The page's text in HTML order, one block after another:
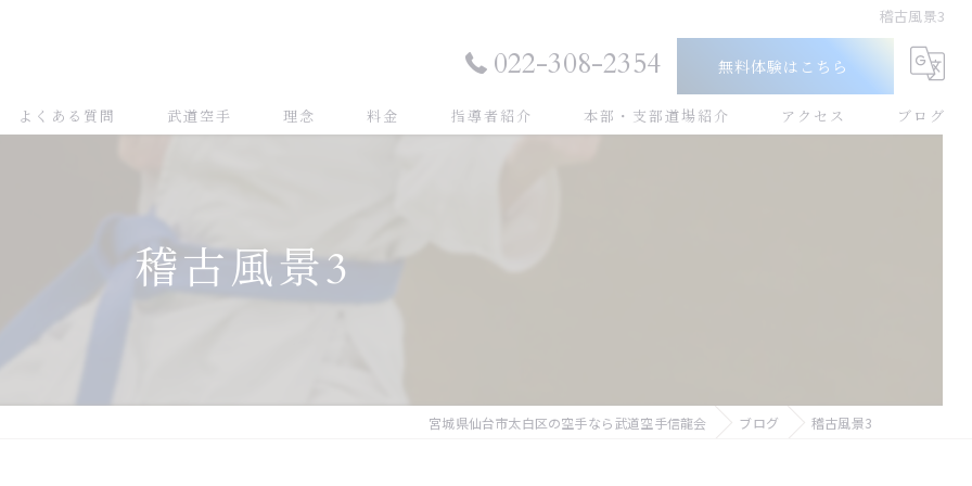
稽古風景3
022-308-2354 無料体験はこちら
よくある質問 武道空手 理念 料金 指導者紹介 本部・支部道場紹介 アクセス ブログ
稽古風景3
宮城県仙台市太白区の空手なら武道空手信龍会 ブログ 稽古風景3